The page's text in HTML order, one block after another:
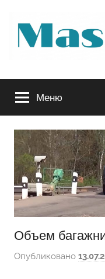
содержимому
по
вашего
авто
Меню
Объем
Опубликовано